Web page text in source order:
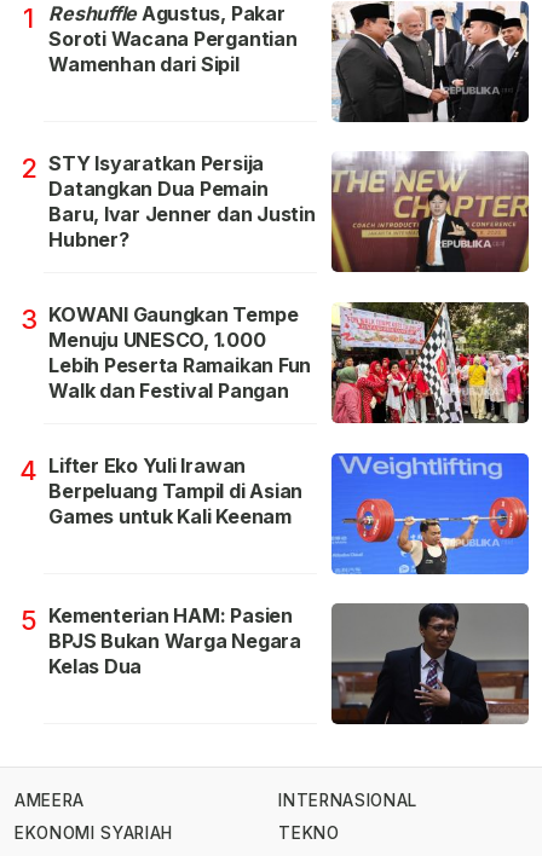
1 ReshuffleAgustus, Pakar
Soroti Wacana Pergantian
Wamenhan dari Sipil
2 STY Isyaratkan Persija
Datangkan Dua Pemain
Baru, Ivar Jenner dan Justin
Hubner?
3 KOWANI Gaungkan Tempe
Menuju UNESCO, 1.000
Lebih Peserta Ramaikan Fun
Walk dan Festival Pangan
4 Lifter Eko Yuli Irawan
Berpeluang Tampil di Asian
Games untuk Kali Keenam
5 Kementerian HAM: Pasien
BPJS Bukan Warga Negara
Kelas Dua
AMEERA
EKONOMI SYARIAH
INTERNASIONAL
TEKNO